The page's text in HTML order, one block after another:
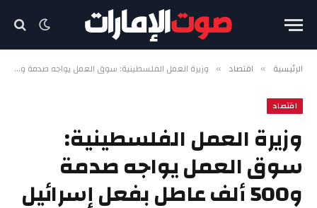
الرئيسية » اقتصاد » وزيرة العمل الفلسطينية: سوق العمل يواجه صدمة و500 ألف عاطل بفعل إسرائيل
اقتصاد
وزيرة العمل الفلسطينية:
سوق العمل يواجه صدمة
و500 ألف عاطل بفعل إسرائيل